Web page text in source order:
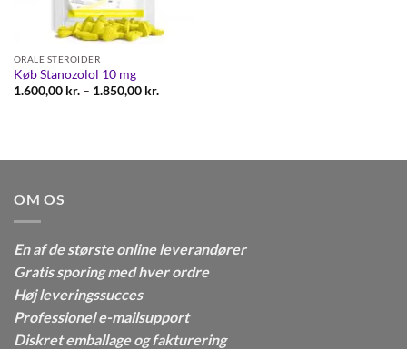
ORALE STEROIDER
Køb Stanozolol 10 mg
1.600,00 kr. – 1.850,00 kr.Prisinterval:
OM OS
En af de største online leverandører
Gratis sporing med hver ordre
Høj leveringssucces
Professionel e-mailsupport
Diskret emballage og fakturering